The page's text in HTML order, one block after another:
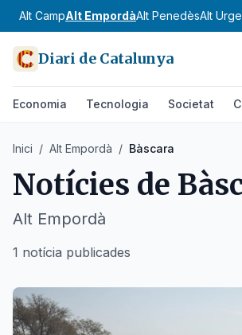
Alt CampAlt EmpordàAlt PenedèsAlt
Diari de Catalunya
Economia Tecnologia Societat
Inici / Alt Empordà / Bàscara
Notícies de
Alt Empordà
1 notícia publicades